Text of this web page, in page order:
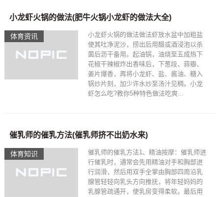
体育资讯
小龙虾火锅的做法(肥牛火锅小龙虾的做法大全)
小龙虾火锅的做法做法虾放水盆中加粗盐
使其吐净泥沙，捞出后用醋或酒浸泡以杀
菌后沥干备用。起油锅，油烧至五成热下
花椒干辣椒炸出香味后，下葱段、蒜瓣、
姜片爆香，再将小龙虾、盐、酱油、糖入
锅炒片刻，加少许水炒至汤汁见稠。小龙
虾怎么吃?教你5种特色做法吃爽...
体育知识
催乳师的催乳方法(催乳师挤不出奶水来)
催乳师的催乳方法1、精油按摩：催乳师进
行催乳时，通常会先用精油对手和胸部进
行润滑，然后用双手全掌由胸部四周沿乳
腺管轻轻向乳头方向推抚，将年轻妈妈的
乳腺管疏通开，使乳房变得柔软。最后用